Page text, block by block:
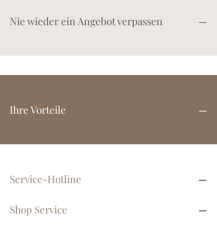
Nie wieder ein Angebot verpassen
Ihre Vorteile
Service-Hotline
Shop Service